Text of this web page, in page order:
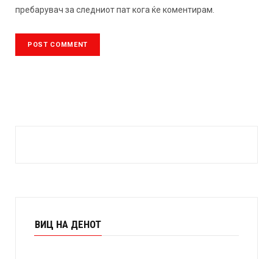
пребарувач за следниот пат кога ќе коментирам.
ВИЦ НА ДЕНОТ